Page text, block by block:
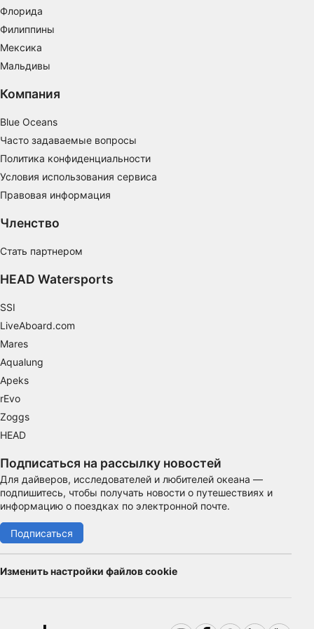
Флорида
Филиппины
Мексика
Мальдивы
Компания
Blue Oceans
Часто задаваемые вопросы
Политика конфиденциальности
Условия использования сервиса
Правовая информация
Членство
Стать партнером
HEAD Watersports
SSI
LiveAboard.com
Mares
Aqualung
Apeks
rEvo
Zoggs
HEAD
Подписаться на рассылку новостей
Для дайверов, исследователей и любителей океана —
подпишитесь, чтобы получать новости о путешествиях и
информацию о поездках по электронной почте.
Подписаться
Изменить настройки файлов cookie
Определение эффективности контента
Понимание аудитории с помощью
разных источников
Разработка и совершенствование сервисов
Использование ограниченных данных для
выбора контента
Специальные возможности IAB:
Использование точных данных геолокации
активно запрашиваемой информации
Цели обработки, не относящиеся к МВА:
функциональная
реклама